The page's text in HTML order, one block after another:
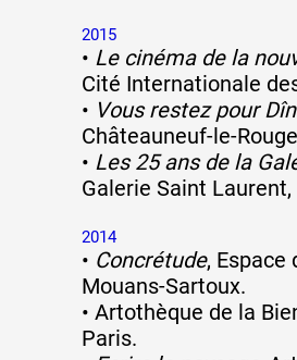
2015
• Le cinéma de la
Cité Internationale
• Vous restez pour
Châteauneuf-le-
• Les 25 ans de la
Galerie Saint
2014
• Concrétude, Espace
Mouans-Sartoux.
• Artothèque de la
Paris.